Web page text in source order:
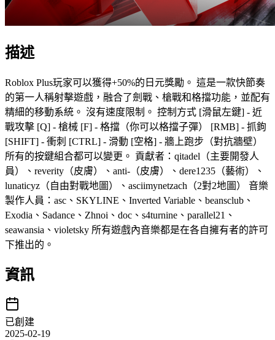
描述
Roblox Plus玩家可以獲得+50%的日元獎勵。 這是一款快節奏
的第一人稱射擊遊戲，融合了劍戰、槍戰和格擋功能，並配有
精細的移動系統。 沒有速度限制。 控制方式 [滑鼠左鍵] - 近
戰攻擊 [Q] - 槍械 [F] - 格擋（你可以格擋子彈） [RMB] - 抓鉤
[SHIFT] - 衝刺 [CTRL] - 滑動 [空格] - 牆上跑步（對抗牆壁）
所有的按鍵組合都可以變更。 貢獻者：qitadel（主要開發人
員）、reverity（皮膚）、anti-（皮膚）、dere1235（藝術）、
lunaticyz（自由對戰地圖）、asciimynetzach（2對2地圖） 音樂
製作人員：asc、SKYLINE、Inverted Variable、beansclub、
Exodia、Sadance、Zhnoi、doc、s4turnine、parallel21、
seawansia、violetsky 所有遊戲內音樂都是在各自擁有者的許可
下推出的。
資訊
已創建
2025-02-19